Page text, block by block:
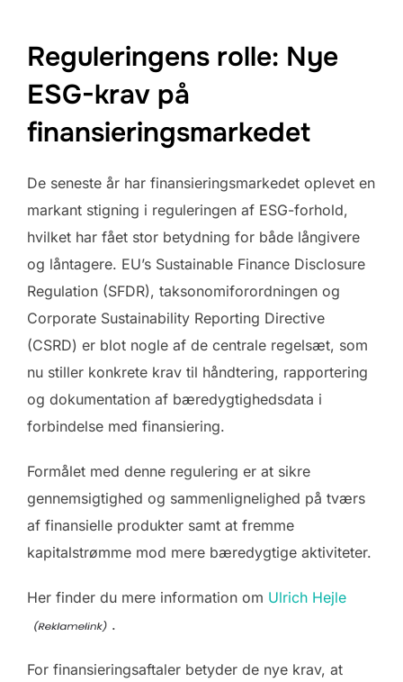
Reguleringens rolle: Nye
ESG-krav på
finansieringsmarkedet
De seneste år har finansieringsmarkedet oplevet en
markant stigning i reguleringen af ESG-forhold,
hvilket har fået stor betydning for både långivere
og låntagere. EU’s Sustainable Finance Disclosure
Regulation (SFDR), taksonomiforordningen og
Corporate Sustainability Reporting Directive
(CSRD) er blot nogle af de centrale regelsæt, som
nu stiller konkrete krav til håndtering, rapportering
og dokumentation af bæredygtighedsdata i
forbindelse med finansiering.
Formålet med denne regulering er at sikre
gennemsigtighed og sammenlignelighed på tværs
af finansielle produkter samt at fremme
kapitalstrømme mod mere bæredygtige aktiviteter.
Her finder du mere information om Ulrich Hejle
.
For finansieringsaftaler betyder de nye krav, at